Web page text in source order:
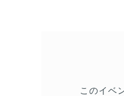
このイベ